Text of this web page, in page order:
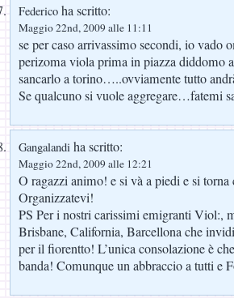
Federico ha scritto:
Maggio 22nd, 2009 alle 11:11
se per caso arrivassimo secondi, io vado
perizoma viola prima in piazza diddomo
sancarlo a torino…..ovviamente tutto
Se qualcuno si vuole aggregare…fatemi
Gangalandi ha scritto:
Maggio 22nd, 2009 alle 12:21
O ragazzi animo! e si và a piedi e si
Organizzatevi!
PS Per i nostri carissimi emigranti Viol:,
Brisbane, California, Barcellona che
per il fiorentto! L’unica consolazione è
banda! Comunque un abbraccio a tutti e